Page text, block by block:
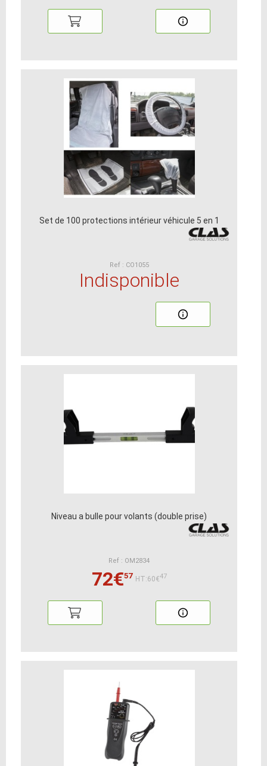
Set de 100 protections intérieur véhicule 5 en 1
Ref : CO1055
Indisponible
Niveau a bulle pour volants (double prise)
Ref : OM2834
72€57 HT:60€47